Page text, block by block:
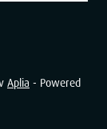
Aplia - Powered